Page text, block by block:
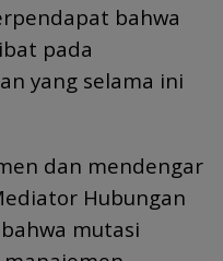
bahwa
pada
yang selama ini
dan mendengar
Hubungan
mutasi